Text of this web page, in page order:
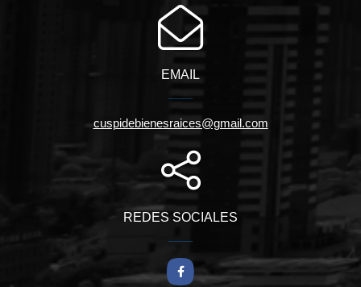
EMAIL
cuspidebienesraices@gmail.com
REDES SOCIALES
Facebook